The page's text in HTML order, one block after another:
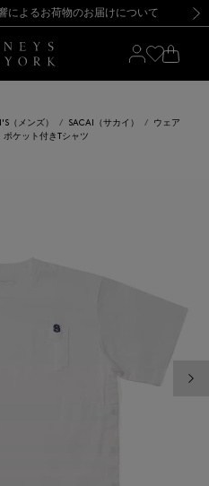
新規登録のお客様も対象！＜MY BARNEYS＞会員のお客様は11,000円（税込）以上のお買上げで常時送料無料！お買い物の際は会員登録を！
【夏季休業に伴う返品・交換承り一時停止のお知らせ】（2026.8.5）
によるお荷物のお届けについて
のご案内・ご注意事項 新規登録のお客様も対象！＜MY BARNEYS＞会員のお客様は11,000円（税込）以上のお買上げで常時送料無料！お買い物の際は会員登録を！
【夏季休業に伴う返品・交換承り一時停止のお知らせ】（2026.8.5）
（メンズ） SACAI（サカイ）
ウェア
ポケット付きTシャツ